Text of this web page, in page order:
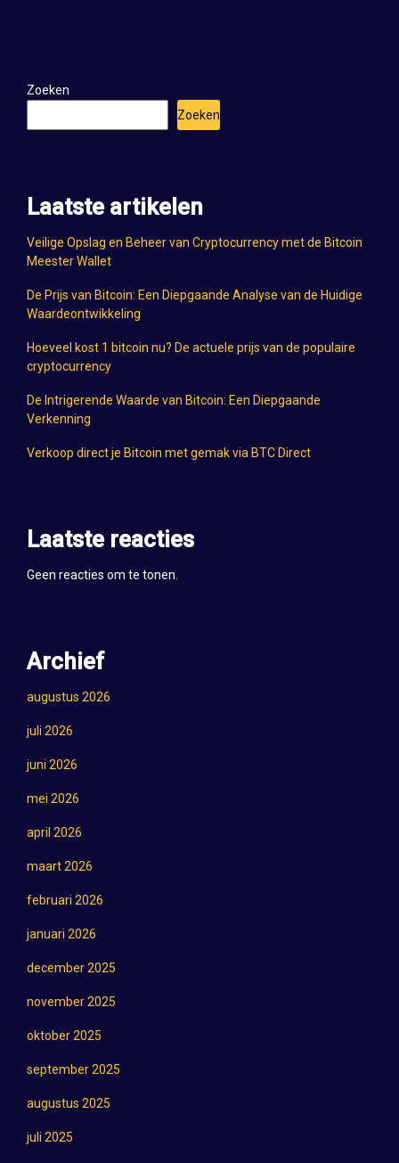
Zoeken
Zoeken
Laatste artikelen
Veilige Opslag en Beheer van Cryptocurrency met de Bitcoin
Meester Wallet
De Prijs van Bitcoin: Een Diepgaande Analyse van de Huidige
Waardeontwikkeling
Hoeveel kost 1 bitcoin nu? De actuele prijs van de populaire
cryptocurrency
De Intrigerende Waarde van Bitcoin: Een Diepgaande
Verkenning
Verkoop direct je Bitcoin met gemak via BTC Direct
Laatste reacties
Geen reacties om te tonen.
Archief
augustus 2026
juli 2026
juni 2026
mei 2026
april 2026
maart 2026
februari 2026
januari 2026
december 2025
november 2025
oktober 2025
september 2025
augustus 2025
juli 2025